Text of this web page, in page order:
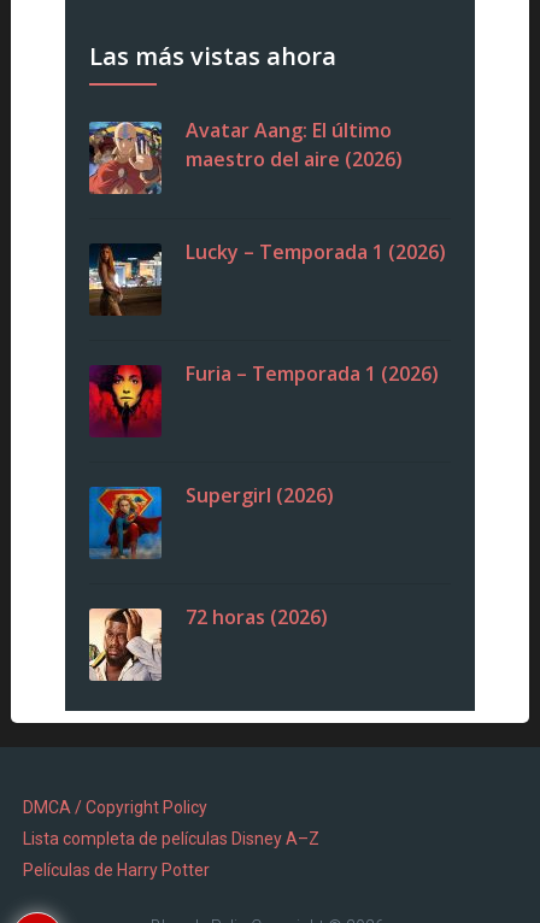
Las más vistas ahora
Avatar Aang: El último
maestro del aire (2026)
Lucky – Temporada 1 (2026)
Furia – Temporada 1 (2026)
Supergirl (2026)
72 horas (2026)
DMCA / Copyright Policy
Lista completa de películas Disney A–Z
Películas de Harry Potter